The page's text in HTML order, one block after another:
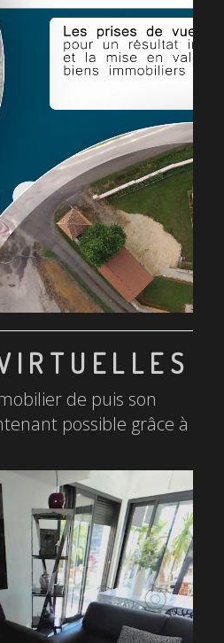
de puis son
possible grâce à